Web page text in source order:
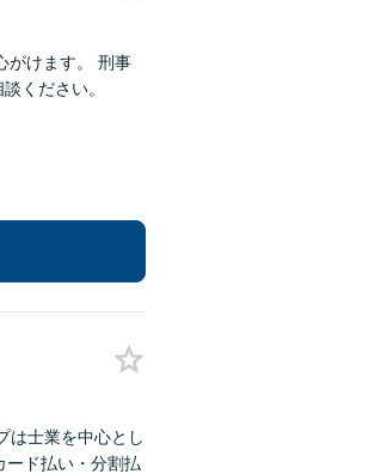
がけます。 刑事
ください。
は士業を中心とし
ード払い・分割払